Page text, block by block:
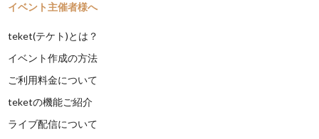
イベント主催者様へ
teket(テケト)とは？
イベント作成の方法
ご利用料金について
teketの機能ご紹介
ライブ配信について